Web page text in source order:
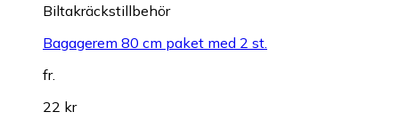
Biltakräckstillbehör
Bagagerem 80 cm paket med 2 st.
fr.
22 kr